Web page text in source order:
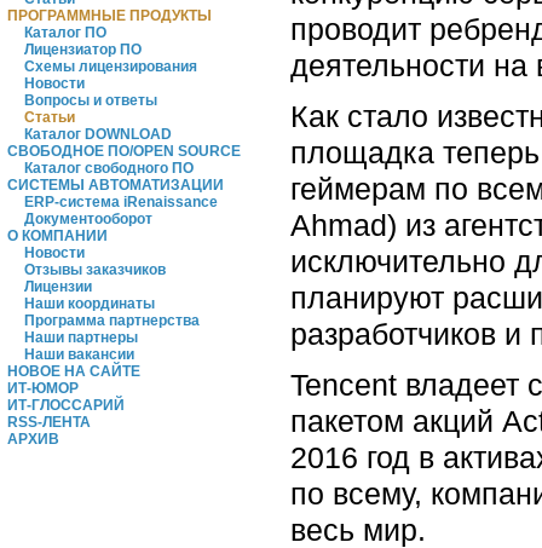
ПРОГРАММНЫЕ ПРОДУКТЫ
Каталог ПО
Лицензиатор ПО
Схемы лицензирования
Новости
Вопросы и ответы
Статьи
Каталог DOWNLOAD
СВОБОДНОЕ ПО/OPEN SOURCE
Каталог свободного ПО
СИСТЕМЫ АВТОМАТИЗАЦИИ
ERP-система iRenaissance
Документооборот
О КОМПАНИИ
Новости
Отзывы заказчиков
Лицензии
Наши координаты
Программа партнерства
Наши партнеры
Наши вакансии
НОВОЕ НА САЙТЕ
ИТ-ЮМОР
ИТ-ГЛОССАРИЙ
RSS-ЛЕНТА
АРХИВ
проводит
деятельности на
Как стало
площадка
геймерам по
Ahmad) из
исключительно
планируют
разработчиков и
Tencent владеет
пакетом акций
2016 год в
по всему,
весь мир.